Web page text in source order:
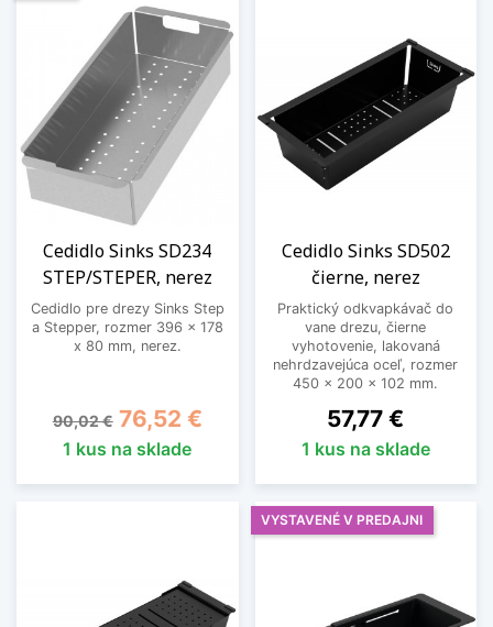
Cedidlo Sinks SD234
STEP/STEPER, nerez
Cedidlo pre drezy Sinks Step
a Stepper, rozmer 396 x 178
x 80 mm, nerez.
Základná cena
90,02 € Cena
76,52 €
1 kus na sklade
Cedidlo Sinks SD502
čierne, nerez
Praktický odkvapkávač do
vane drezu, čierne
vyhotovenie, lakovaná
nehrdzavejúca oceľ, rozmer
450 x 200 x 102 mm.
Cena
57,77 €
1 kus na sklade
VYSTAVENÉ V PREDAJNI